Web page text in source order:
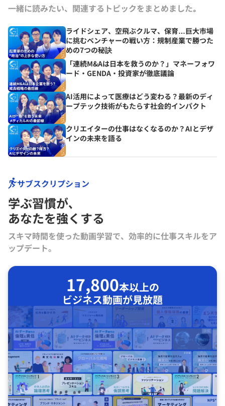
一緒に読みたい、関連するトピックをまとめました｡
ライドシェア、空飛ぶクルマ、保育…巨大市場
に挑むベンチャーの戦い方：規制産業で勝つた
めの7つの秘訣
「連続M&Aは日本を救うのか？」マネーフォワ
ード・GENDA・投資家が徹底議論
AI活用によって医療はどう変わる？最新のディ
ープテック技術がもたらす社会的インパクト
クリエイターの仕事はなくなるのか？AIとデザ
インの未来を語る
サブスクリプション
学ぶ習慣が､
あなたを強くする
スキマ時間を使った動画学習で、効率的に仕事スキルをア
ップデート。
17,800本以上の
ビジネス動画が見放題